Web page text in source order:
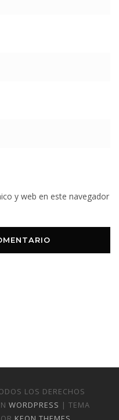
y web en este navegador
LOS DERECHOS
WORDPRESS | TEMA